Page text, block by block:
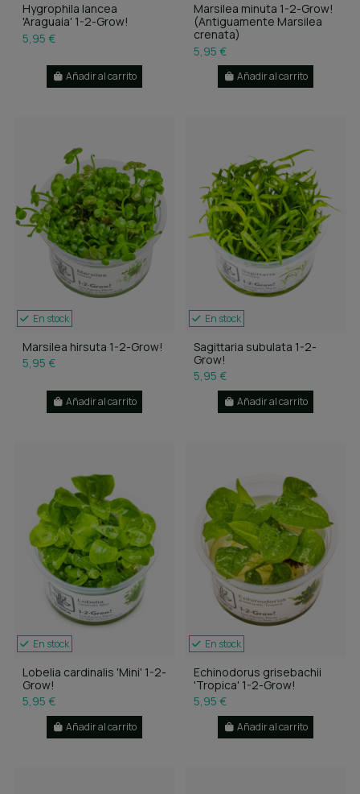
Hygrophila lancea
'Araguaia' 1-2-Grow!
5,95 €
Añadir al carrito
Marsilea minuta 1-2-Grow!
(Antiguamente Marsilea
crenata)
5,95 €
Añadir al carrito
En stock
Marsilea hirsuta 1-2-Grow!
5,95 €
Añadir al carrito
En stock
Sagittaria subulata 1-2-
Grow!
5,95 €
Añadir al carrito
En stock
Lobelia cardinalis 'Mini' 1-2-
Grow!
5,95 €
Añadir al carrito
En stock
Echinodorus grisebachii
'Tropica' 1-2-Grow!
5,95 €
Añadir al carrito